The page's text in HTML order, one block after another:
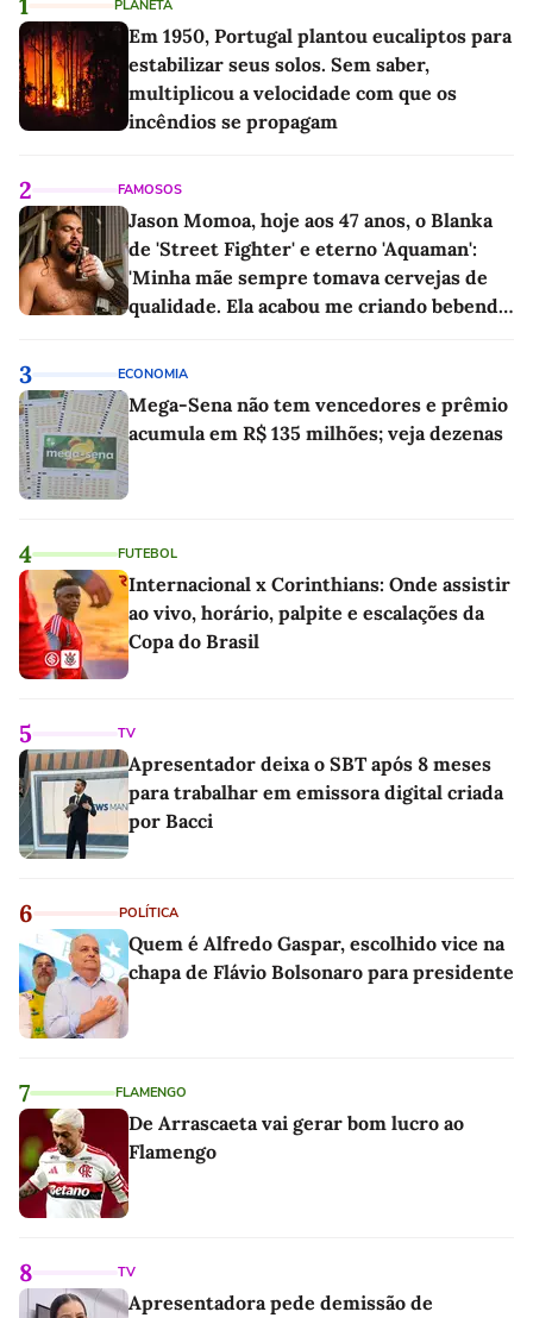
PLANETA
Em 1950, Portugal plantou eucaliptos para
estabilizar seus solos. Sem saber,
multiplicou a velocidade com que os
incêndios se propagam
2 FAMOSOS
Jason Momoa, hoje aos 47 anos, o Blanka
de 'Street Fighter' e eterno 'Aquaman':
'Minha mãe sempre tomava cervejas de
qualidade. Ela acabou me criando bebendo
3 ECONOMIA
Mega-Sena não tem vencedores e prêmio
acumula em R$ 135 milhões; veja dezenas
4 FUTEBOL
Internacional x Corinthians: Onde assistir
ao vivo, horário, palpite e escalações da
Copa do Brasil
5 TV
Apresentador deixa o SBT após 8 meses
para trabalhar em emissora digital criada
por Bacci
6 POLÍTICA
Quem é Alfredo Gaspar, escolhido vice na
chapa de Flávio Bolsonaro para presidente
7 FLAMENGO
De Arrascaeta vai gerar bom lucro ao
Flamengo
8 TV
Apresentadora pede demissão de